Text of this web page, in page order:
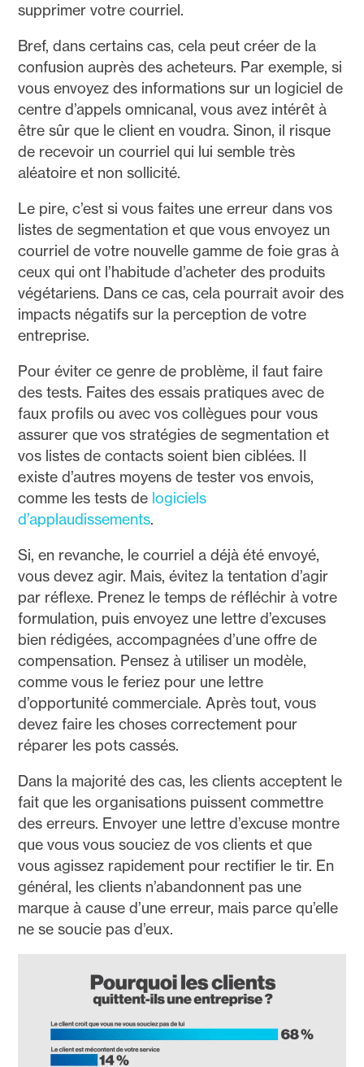
supprimer votre courriel.
Bref, dans certains cas, cela peut créer de la
confusion auprès des acheteurs. Par exemple, si
vous envoyez des informations sur un logiciel de
centre d’appels omnicanal, vous avez intérêt à
être sûr que le client en voudra. Sinon, il risque
de recevoir un courriel qui lui semble très
aléatoire et non sollicité.
Le pire, c’est si vous faites une erreur dans vos
listes de segmentation et que vous envoyez un
courriel de votre nouvelle gamme de foie gras à
ceux qui ont l’habitude d’acheter des produits
végétariens. Dans ce cas, cela pourrait avoir des
impacts négatifs sur la perception de votre
entreprise.
Pour éviter ce genre de problème, il faut faire
des tests. Faites des essais pratiques avec de
faux profils ou avec vos collègues pour vous
assurer que vos stratégies de segmentation et
vos listes de contacts soient bien ciblées. Il
existe d’autres moyens de tester vos envois,
comme les tests de logiciels
d’applaudissements.
Si, en revanche, le courriel a déjà été envoyé,
vous devez agir. Mais, évitez la tentation d’agir
par réflexe. Prenez le temps de réfléchir à votre
formulation, puis envoyez une lettre d’excuses
bien rédigées, accompagnées d’une offre de
compensation. Pensez à utiliser un modèle,
comme vous le feriez pour une lettre
d’opportunité commerciale. Après tout, vous
devez faire les choses correctement pour
réparer les pots cassés.
Dans la majorité des cas, les clients acceptent le
fait que les organisations puissent commettre
des erreurs. Envoyer une lettre d’excuse montre
que vous vous souciez de vos clients et que
vous agissez rapidement pour rectifier le tir. En
général, les clients n’abandonnent pas une
marque à cause d’une erreur, mais parce qu’elle
ne se soucie pas d’eux.